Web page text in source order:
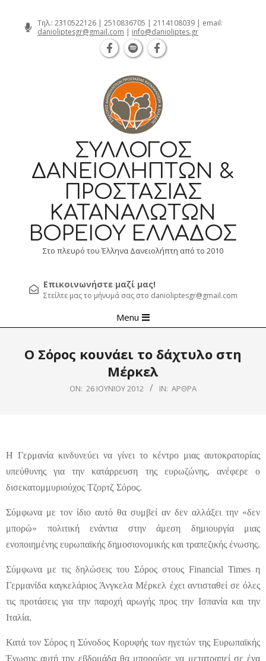
Τηλ.: 2310522126 | 2510836705 | 2114108039 | email:
danioliptesgr@gmail.com | info@danioliptes.gr
ΣΎΛΛΟΓΟΣ
ΔΑΝΕΙΟΛΗΠΤΏΝ &
ΠΡΟΣΤΑΣΊΑΣ
ΚΑΤΑΝΑΛΩΤΏΝ
ΒΟΡΕΊΟΥ ΕΛΛΆΔΟΣ
Στο πλευρό του Έλληνα Δανειολήπτη από το 2010
Επικοινωνήστε μαζί μας!
Στείλτε μας το μήνυμά σας στο danioliptesgr@gmail.com
Navigation
Menu
Ο Σόρος κουνάει το δάχτυλο στη
Μέρκελ
ON: 26 ΙΟΥΝΊΟΥ 2012 IN: ΆΡΘΡΑ
Η Γερμανία κινδυνεύει να γίνει το κέντρο μιας αυτοκρατορίας
υπεύθυνης για την κατάρρευση της ευρωζώνης, ανέφερε ο
δισεκατομμυριούχος Τζορτζ Σόρος.
Σύμφωνα με τον ίδιο αυτό θα συμβεί αν δεν αλλάξει την «δεν
μπορώ» πολιτική ενάντια στην άμεση δημιουργία μιας
ενοποιημένης ευρωπαϊκής δημοσιονομικής και τραπεζικής ένωσης.
Σύμφωνα με τις δηλώσεις του Σόρος στους Financial Times η
Γερμανίδα καγκελάριος Άνγκελα Μέρκελ έχει αντισταθεί σε όλες
τις προτάσεις για την παροχή αρωγής προς την Ισπανία και την
Ιταλία.
Κατά τον Σόρος η Σύνοδος Κορυφής των ηγετών της Ευρωπαϊκής
Ένωσης αυτή την εβδομάδα θα μπορούσε να μετατραπεί σε ένα